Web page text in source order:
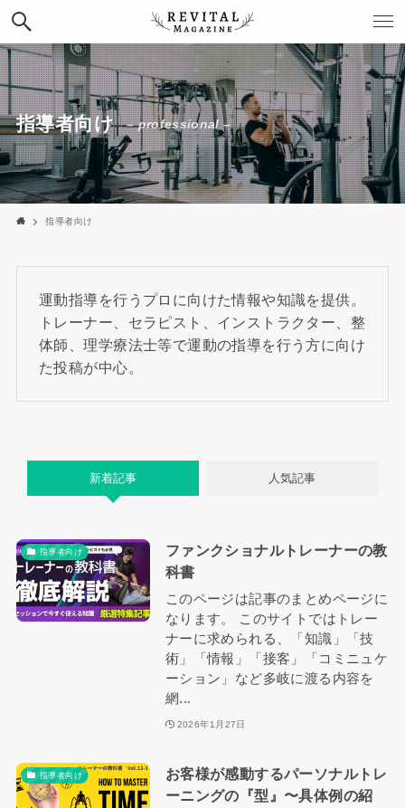
指導者向け – professional –
指導者向け
運動指導を行うプロに向けた情報や知識を提供。
トレーナー、セラピスト、インストラクター、整
体師、理学療法士等で運動の指導を行う方に向け
た投稿が中心。
新着記事 人気記事
指導者向け
ファンクショナルトレーナーの教
科書
このページは記事のまとめページに
なります。 このサイトではトレー
ナーに求められる、「知識」「技
術」「情報」「接客」「コミニュケ
ーション」など多岐に渡る内容を
網...
2026年1月27日
指導者向け
お客様が感動するパーソナルトレ
ーニングの『型』〜具体例の紹